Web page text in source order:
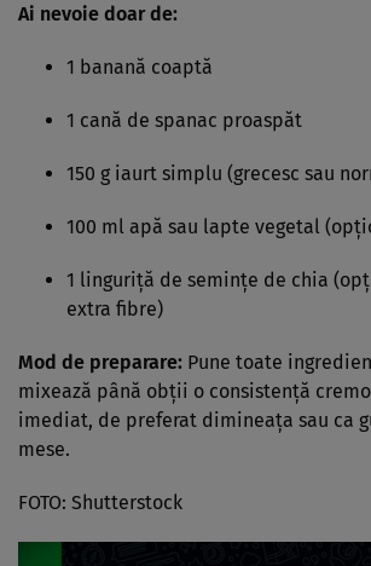
Ai nevoie doar de:
1 banană coaptă
1 cană de spanac proaspăt
150 g iaurt simplu (grecesc sau
100 ml apă sau lapte vegetal
1 linguriță de semințe de chia
extra fibre)
Mod de preparare: Pune toate
mixează până obții o consistență
imediat, de preferat dimineața sau ca
mese.
FOTO: Shutterstock